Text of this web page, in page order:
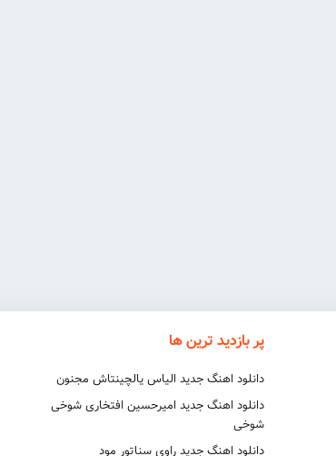
پر بازدید ترین ها
دانلود اهنگ جدید الیاس یالچینتاش مجنون
دانلود اهنگ جدید امیرحسین افتخاری شوخی
شوخی
دانلود اهنگ جدید راوی سناتور مود